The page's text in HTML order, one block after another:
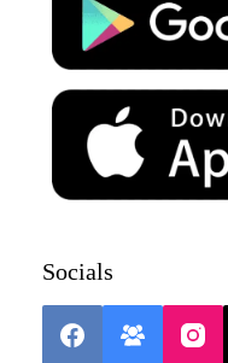
Socials